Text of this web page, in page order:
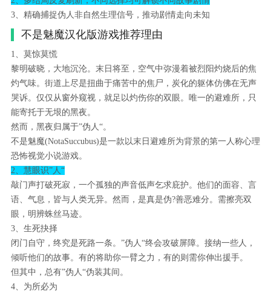
3、精确捕捉伪人非自然生理信号，推动剧情走向未知
不是魅魔汉化版游戏推荐理由
1、莫惊莫慌
黎明破晓，大地沉沦。末日将至，空气中弥漫着被烈阳灼烧后的焦
灼气味。街道上尽是扭曲于痛苦中的焦尸，炭化的躯体仿佛在无声
哭诉。仅仅从窗外窥视，就足以灼伤你的双眼。唯一的避难所，只
能寄托于无垠的黑夜。
然而，黑夜归属于”伪人“。
不是魅魔(NotaSuccubus)是一款以末日避难所为背景的第一人称心理
恐怖视觉小说游戏。
2、慧眼识”人“
敲门声打破死寂，一个孤独的声音低声乞求庇护。他们的面容、言
语、气息，皆与人类无异。然而，是真是伪?善恶难分。需擦亮双
眼，明辨蛛丝马迹。
3、生死抉择
闭门自守，终究是死路一条。”伪人“终会攻破屏障。接纳一些人，
倾听他们的故事。有的将助你一臂之力，有的则需你伸出援手。
但其中，总有”伪人“伪装其间。
4、为所必为